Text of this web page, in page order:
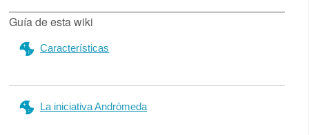
Guía de esta wiki
Características
La iniciativa Andrómeda